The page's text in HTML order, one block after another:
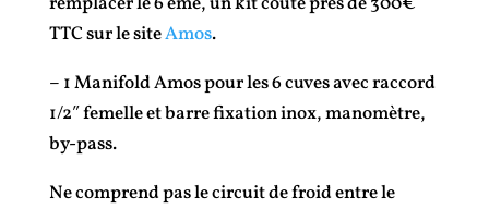
TTC sur le siteAmos.
– 1 Manifold Amos pour les 6 cuves avec raccord
1/2″ femelle et barre fixation inox, manomètre,
by-pass.
Ne comprend pas le circuit de froid entre le